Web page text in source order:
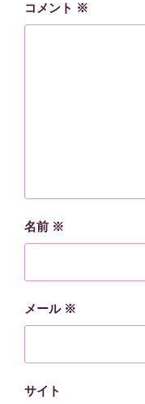
コメント ※
名前 ※
メール ※
サイト